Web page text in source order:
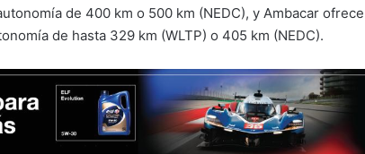
de 400 km o 500 km (NEDC), y Ambacar
de hasta 329 km (WLTP) o 405 km (NEDC).